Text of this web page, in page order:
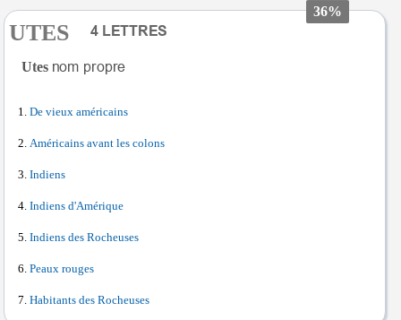
36%
UTES
Utes
De vieux américains
Américains avant les colons
Indiens
Indiens d'Amérique
Indiens des Rocheuses
Peaux rouges
Habitants des Rocheuses